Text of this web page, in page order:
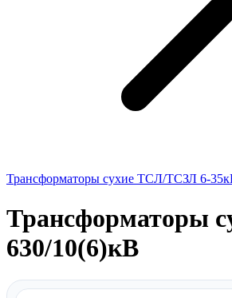
Трансформаторы сухие ТСЛ/ТСЗЛ 6-
Трансформаторы
630/10(6)кВ